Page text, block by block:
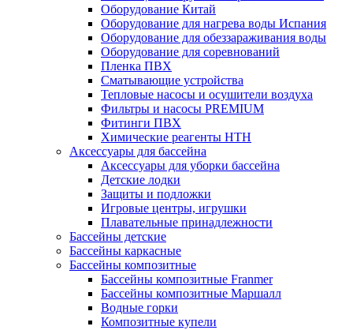
Оборудование Китай
Оборудование для нагрева воды Испания
Оборудование для обеззараживания воды
Оборудование для соревнований
Пленка ПВХ
Сматывающие устройства
Тепловые насосы и осушители воздуха
Фильтры и насосы PREMIUM
Фитинги ПВХ
Химические реагенты HTH
Аксессуары для бассейна
Аксессуары для уборки бассейна
Детские лодки
Защиты и подложки
Игровые центры, игрушки
Плавательные принадлежности
Бассейны детские
Бассейны каркасные
Бассейны композитные
Бассейны композитные Franmer
Бассейны композитные Маршалл
Водные горки
Композитные купели